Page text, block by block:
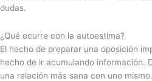
dudas.
¿Qué ocurre con la autoestima?
El hecho de preparar una oposición
hecho de ir acumulando información.
una relación más sana con uno